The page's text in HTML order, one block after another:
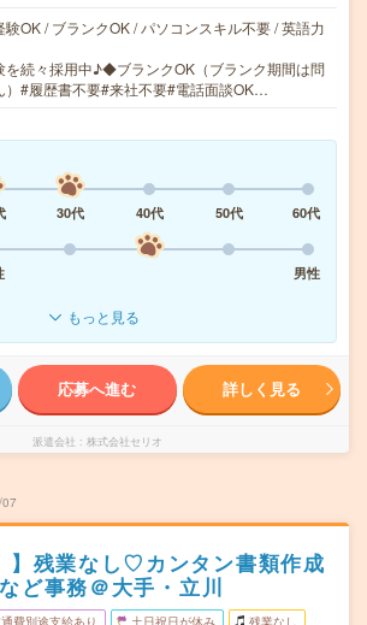
験OK / ブランクOK / パソコンスキル不要 / 英語力
続々採用中♪◆ブランクOK（ブランク期間は問
）#履歴書不要#来社不要#電話面談OK…
30代 40代 50代
60代
男性
もっと見る
応募へ進む 詳しく見る
派遣会社 株式会社セリオ
】残業なし♡カンタン書類作成
ど事務＠大手・立川
費別途支給あり 土日祝日が休み 残業なし